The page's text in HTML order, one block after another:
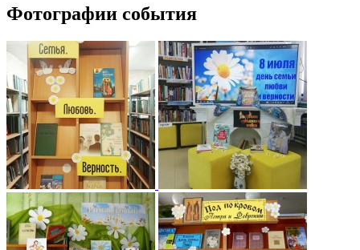
Фотографии события